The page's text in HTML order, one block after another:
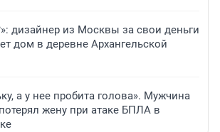
дизайнер из Москвы за свои деньги
дом в деревне Архангельской
а у нее пробита голова». Мужчина
жену при атаке БПЛА в